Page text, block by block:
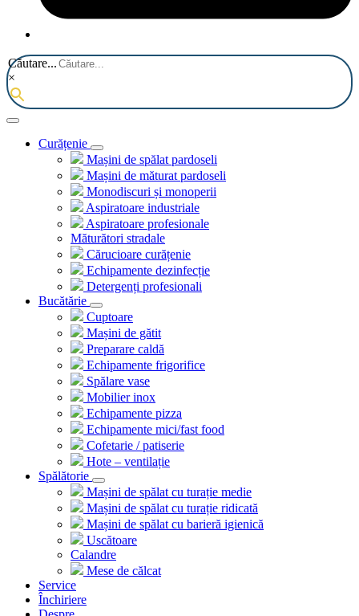
Căutare...
×
Curățenie
Mașini de spălat pardoseli
Mașini de măturat pardoseli
Monodiscuri și monoperii
Aspiratoare industriale
Aspiratoare profesionale
Măturători stradale
Cărucioare curățenie
Echipamente dezinfecție
Detergenți profesionali
Bucătărie
Cuptoare
Mașini de gătit
Preparare caldă
Echipamente frigorifice
Spălare vase
Mobilier inox
Echipamente pizza
Echipamente mici/fast food
Cofetarie / patiserie
Hote – ventilație
Spălătorie
Mașini de spălat cu turație medie
Mașini de spălat cu turație ridicată
Mașini de spălat cu barieră igienică
Uscătoare
Calandre
Mese de călcat
Service
Închiriere